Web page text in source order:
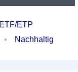
ETF/ETP
Nachhaltig